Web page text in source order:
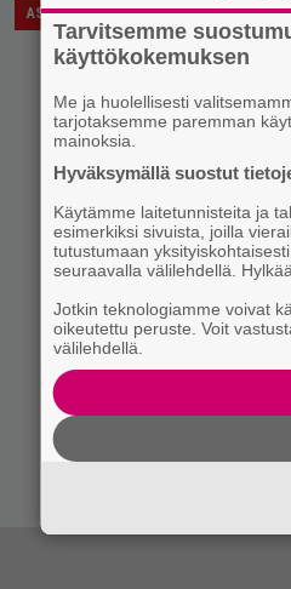
ASIAA 20.4.2017 14:14 Saku Schildt
Tarvitsemme
käyttökokemuksen
Me ja huolellisesti
tarjotaksemme paremman
mainoksia.
Hyväksymällä suostut
Käytämme laitetunnisteita ja
esimerkiksi sivuista, joilla
tutustumaan
seuraavalla välilehdellä.
Jotkin teknologiamme voivat
oikeutettu peruste. Voit
välilehdellä.